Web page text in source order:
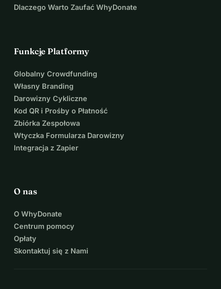
Dlaczego Warto Zaufać WhyDonate
Funkcje Platformy
Globalny Crowdfunding
Własny Branding
Darowizny Cykliczne
Kod QR i Prośby o Płatność
Zbiórka Zespołowa
Wtyczka Formularza Darowizny
Integracja z Zapier
O nas
O WhyDonate
Centrum pomocy
Opłaty
Skontaktuj się z Nami